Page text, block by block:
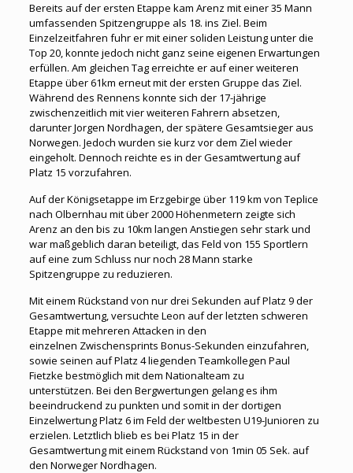
Bereits auf der ersten Etappe kam Arenz mit einer 35 Mann
umfassenden Spitzengruppe als 18. ins Ziel. Beim
Einzelzeitfahren fuhr er mit einer soliden Leistung unter die
Top 20, konnte jedoch nicht ganz seine eigenen Erwartungen
erfüllen. Am gleichen Tag erreichte er auf einer weiteren
Etappe über 61km erneut mit der ersten Gruppe das Ziel.
Während des Rennens konnte sich der 17-jährige
zwischenzeitlich mit vier weiteren Fahrern absetzen,
darunter Jorgen Nordhagen, der spätere Gesamtsieger aus
Norwegen. Jedoch wurden sie kurz vor dem Ziel wieder
eingeholt. Dennoch reichte es in der Gesamtwertung auf
Platz 15 vorzufahren.
Auf der Königsetappe im Erzgebirge über 119 km von Teplice
nach Olbernhau mit über 2000 Höhenmetern zeigte sich
Arenz an den bis zu 10km langen Anstiegen sehr stark und
war maßgeblich daran beteiligt, das Feld von 155 Sportlern
auf eine zum Schluss nur noch 28 Mann starke
Spitzengruppe zu reduzieren.
Mit einem Rückstand von nur drei Sekunden auf Platz 9 der
Gesamtwertung, versuchte Leon auf der letzten schweren
Etappe mit mehreren Attacken in den
einzelnen Zwischensprints Bonus-Sekunden einzufahren,
sowie seinen auf Platz 4 liegenden Teamkollegen Paul
Fietzke bestmöglich mit dem Nationalteam zu
unterstützen. Bei den Bergwertungen gelang es ihm
beeindruckend zu punkten und somit in der dortigen
Einzelwertung Platz 6 im Feld der weltbesten U19-Junioren zu
erzielen. Letztlich blieb es bei Platz 15 in der
Gesamtwertung mit einem Rückstand von 1min 05 Sek. auf
den Norweger Nordhagen.